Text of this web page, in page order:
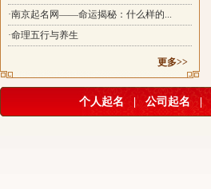
·南京起名网——命运揭秘：什么样的...
·命理五行与养生
更多>>
个人起名 公司起名 |